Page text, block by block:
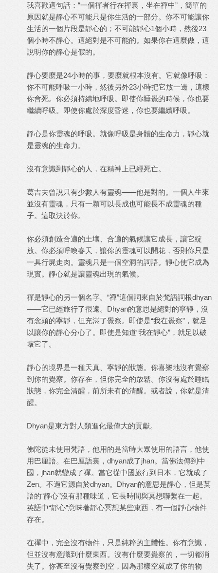
我喜歡這句話：“一個禪者行在禪裏，坐在禪中”，簡單的
原因就是靜心不可能只是你生活的一部分。你不可能讓你
生活的一個片段是靜心的；不可能靜心1個小時，然後23
個小時不靜心。這絕對是不可能的。如果你在這麼做，這
說明你的靜心是假的。
靜心要麼是24小時的事，要麼就根本沒有。它就像呼吸：
你不可能呼吸一小時，然後另外23小時把它放一邊，這樣
你會死。你必須持續地呼吸。即使你睡覺的時候，你也要
繼續呼吸。即使你處於深度昏迷，你也要繼續呼吸。
靜心是你靈魂的呼吸。就像呼吸是身體的生命力，靜心就
是靈魂的生命力。
沒有意識到靜心的人，在精神上已經死亡。
葛吉夫曾說只有少數人有靈魂——他是對的。一個人生來
並沒有靈魂，只有一顆可以長成也可能長不成靈魂的種
子。這取決於你。
你必須創造合適的土壤、合適的氣候讓它成長，讓它綻
放。你必須呼喚春天，讓你的靈魂可以開花，否則你只是
一具行屍走肉。靈魂只是一個空洞的詞語。靜心使它成為
現實。靜心就是讓靈魂出現的氣候。
禪是靜心的另一個名字。“禪”這個詞來自於梵語詞根dhyan
——它已經旅行了很遠。Dhyan的意思是絕對的寧靜，沒
有念頭的寧靜，但充滿了覺察。即使是“我在覺察”，就足
以讓你的靜心分心了。即使是知道“我在靜心”，就足以破
壞它了。
靜心的境界是一種天真、寧靜的狀態。你喜樂地沒有覺察
到你的覺察。你存在，但你完全的放鬆。你沒有處於睡眠
狀態，你完全清醒，前所未有的清醒。或者說，你就是清
醒。
Dhyan是東方對人類進化最偉大的貢獻。
佛陀從未使用梵語，他用的是當時大眾使用的語言，他使
用巴厘語。在巴厘語裏，dhyan成了jhan。當佛法傳到中
國，jhan就變成了禪。當它從中國旅行到日本，它就成了
Zen。不過它源自於dhyan。Dhyan的意思是靜心，但是英
語的“靜心”沒有那種味道，它長時間與冥想聯繫在一起。
英語中“靜心”意味著靜心冥想某些東西，有一個靜心物件
存在。
在禪中，完全沒有物件，只是純粹的主體性。你有意識，
但並沒有意識到什麼東西。沒有什麼要覺察的，一切都消
失了。你甚至沒有覺察到空，因為那樣空就成了你的物